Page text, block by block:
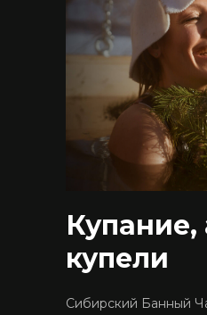
Купание,
купели
Сибирский Банный